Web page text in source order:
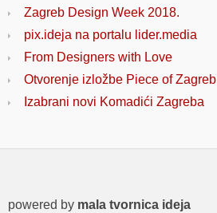
Zagreb Design Week 2018.
pix.ideja na portalu lider.media
From Designers with Love
Otvorenje izložbe Piece of Zagreb
Izabrani novi Komadići Zagreba
powered by mala tvornica ideja